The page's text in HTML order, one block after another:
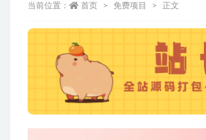
当前位置： 首页 免费项目 正文